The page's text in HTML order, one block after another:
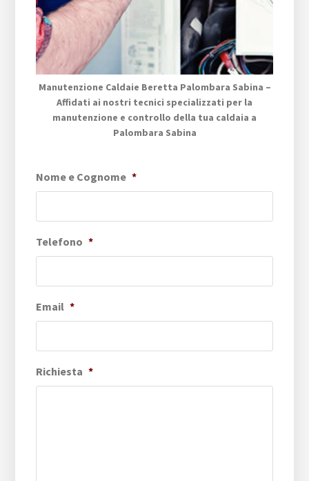
Manutenzione Caldaie Beretta Palombara Sabina –
Affidati ai nostri tecnici specializzati per la
manutenzione e controllo della tua caldaia a
Palombara Sabina
Nome e Cognome *
Telefono *
Email *
Richiesta *